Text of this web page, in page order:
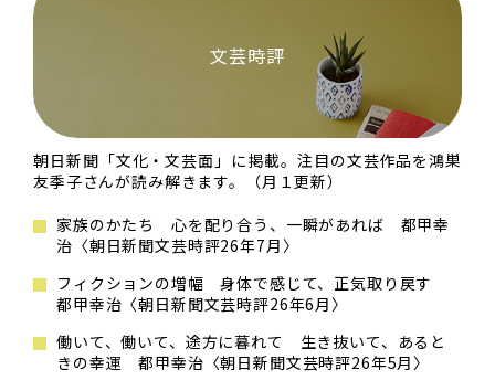
文芸時評
朝日新聞「文化・文芸面」に掲載。注目の文芸作品を鴻巣
友季子さんが読み解きます。（月１更新）
家族のかたち 心を配り合う、一瞬があれば 都甲幸
治〈朝日新聞文芸時評26年7月〉
フィクションの増幅 身体で感じて、正気取り戻す
都甲幸治〈朝日新聞文芸時評26年6月〉
働いて、働いて、途方に暮れて 生き抜いて、あると
きの幸運 都甲幸治〈朝日新聞文芸時評26年5月〉